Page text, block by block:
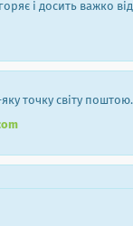
і досить важко
точку світу поштою.